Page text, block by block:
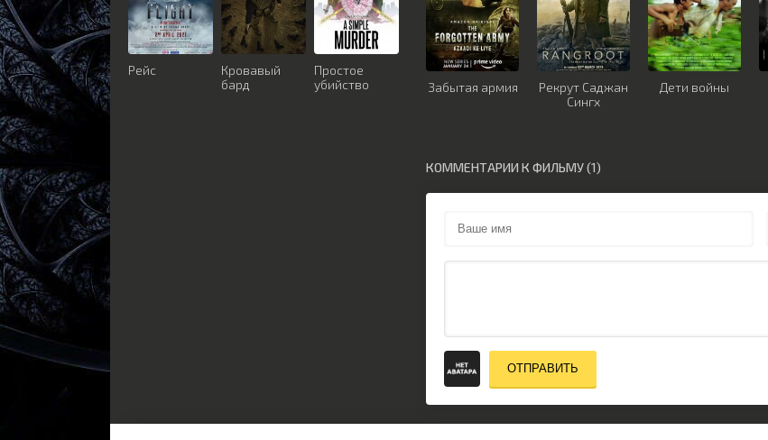
Забытая армия
Рекрут Саджан
Сингх
Дети войны
КОММЕНТАРИИ К ФИЛЬМУ (1)
ОТПРАВИТЬ
Рейс
Кровавый
бард
Простое
убийство